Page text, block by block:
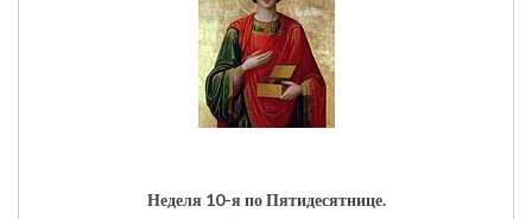
Неделя 10-я по Пятидесятнице.